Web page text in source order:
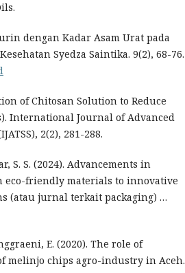
dengan Kadar Asam Urat pada
Syedza Saintika. 9(2), 68-76.
of Chitosan Solution to Reduce
International Journal of Advanced
2(2), 281-288.
S. S. (2024). Advancements in
eco-friendly materials to innovative
(atau jurnal terkait packaging) …
E. (2020). The role of
melinjo chips agro-industry in Aceh.